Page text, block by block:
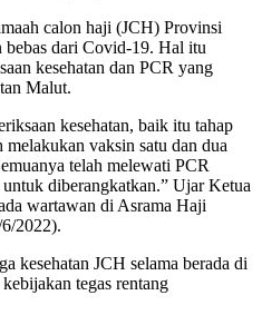
calon haji (JCH) Provinsi
dari Covid-19. Hal itu
kesehatan dan PCR yang
Malut.
kesehatan, baik itu tahap
melakukan vaksin satu dan dua
telah melewati PCR
diberangkatkan.” Ujar Ketua
wartawan di Asrama Haji
2022).
kesehatan JCH selama berada di
tegas rentang